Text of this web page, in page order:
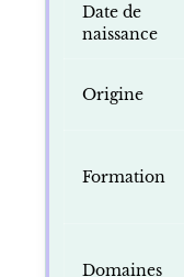
Date de
naissance
Origine
Formation
Domaines